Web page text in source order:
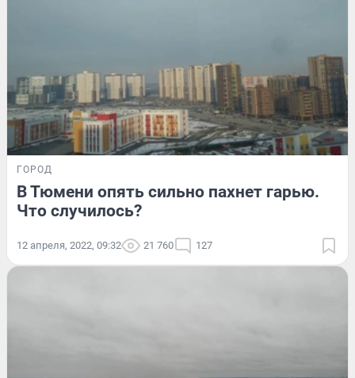
ГОРОД
В Тюмени опять сильно пахнет гарью.
Что случилось?
12 апреля, 2022, 09:32 21 760 127